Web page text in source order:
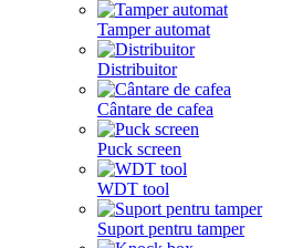
Tamper automat
Distribuitor
Cântare de cafea
Puck screen
WDT tool
Suport pentru tamper